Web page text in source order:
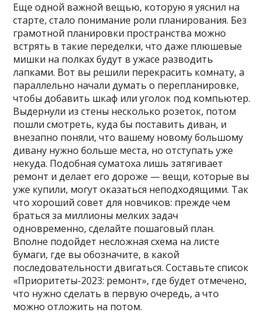
Еще одной важной вещью, которую я уяснил на
старте, стало понимание роли планирования. Без
грамотной планировки пространства можно
встрять в такие переделки, что даже плюшевые
мишки на полках будут в ужасе разводить
лапками. Вот вы решили перекрасить комнату, а
параллельно начали думать о перепланировке,
чтобы добавить шкаф или уголок под компьютер.
Выдернули из стены несколько розеток, потом
пошли смотреть, куда бы поставить диван, и
внезапно поняли, что вашему новому большому
дивану нужно больше места, но отступать уже
некуда. Подобная суматоха лишь затягивает
ремонт и делает его дороже — вещи, которые вы
уже купили, могут оказаться неподходящими. Так
что хороший совет для новчиков: прежде чем
браться за миллионы мелких задач
одновременно, сделайте пошаговый план.
Вполне подойдет несложная схема на листе
бумаги, где вы обозначите, в какой
последовательности двигаться. Составьте список
«Приоритеты-2023: ремонт», где будет отмечено,
что нужно сделать в первую очередь, а что
можно отложить на потом.